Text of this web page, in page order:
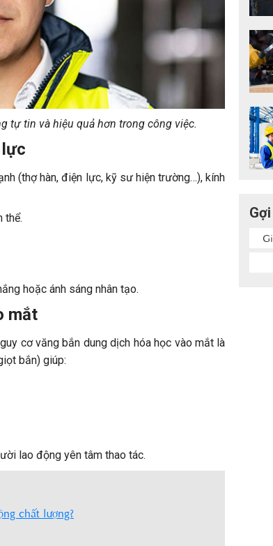
tự tin và hiệu quả hơn trong công việc.
lực
(thợ hàn, điện lực, kỹ sư hiện trường…), kính
thể.
hoặc ánh sáng nhân tạo.
mắt
cơ văng bắn dung dịch hóa học vào mắt là
bắn) giúp:
lao động yên tâm thao tác.
chất lượng?